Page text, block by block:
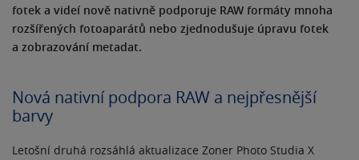
fotek a videí nově nativně podporuje RAW formáty mnoha
rozšířených fotoaparátů nebo zjednodušuje úpravu fotek
a zobrazování metadat.
Nová nativní podpora RAW a nejpřesnější
barvy
Letošní druhá rozsáhlá aktualizace Zoner Photo Studia X